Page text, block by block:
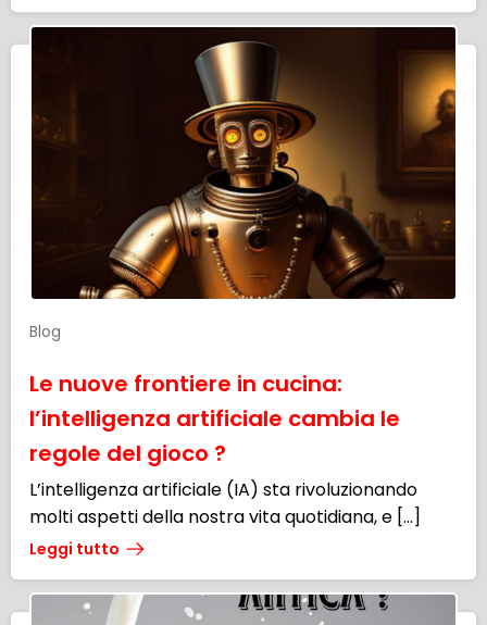
Blog
Le nuove frontiere in cucina:
l’intelligenza artificiale cambia le
regole del gioco ?
L’intelligenza artificiale (IA) sta rivoluzionando
molti aspetti della nostra vita quotidiana, e […]
Leggi tutto